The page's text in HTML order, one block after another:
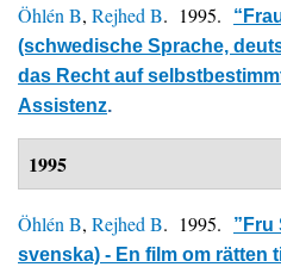
Öhlén B, Rejhed B. 1995.
(schwedische Sprache,
das Recht auf
Assistenz.
1995
Öhlén B, Rejhed B. 1995.
”Fru
svenska) - En film om rätten